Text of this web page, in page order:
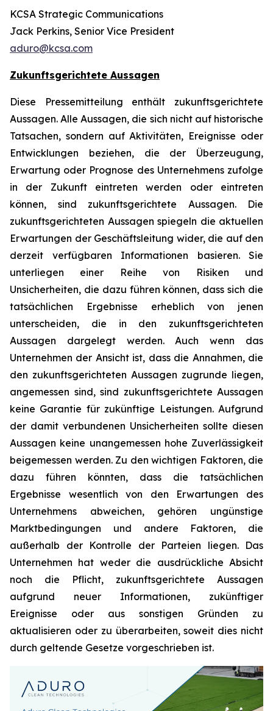
KCSA Strategic Communications
Jack Perkins, Senior Vice President
aduro@kcsa.com
Zukunftsgerichtete Aussagen
Diese Pressemitteilung enthält zukunftsgerichtete
Aussagen. Alle Aussagen, die sich nicht auf historische
Tatsachen, sondern auf Aktivitäten, Ereignisse oder
Entwicklungen beziehen, die der Überzeugung,
Erwartung oder Prognose des Unternehmens zufolge
in der Zukunft eintreten werden oder eintreten
können, sind zukunftsgerichtete Aussagen. Die
zukunftsgerichteten Aussagen spiegeln die aktuellen
Erwartungen der Geschäftsleitung wider, die auf den
derzeit verfügbaren Informationen basieren. Sie
unterliegen einer Reihe von Risiken und
Unsicherheiten, die dazu führen können, dass sich die
tatsächlichen Ergebnisse erheblich von jenen
unterscheiden, die in den zukunftsgerichteten
Aussagen dargelegt werden. Auch wenn das
Unternehmen der Ansicht ist, dass die Annahmen, die
den zukunftsgerichteten Aussagen zugrunde liegen,
angemessen sind, sind zukunftsgerichtete Aussagen
keine Garantie für zukünftige Leistungen. Aufgrund
der damit verbundenen Unsicherheiten sollte diesen
Aussagen keine unangemessen hohe Zuverlässigkeit
beigemessen werden. Zu den wichtigen Faktoren, die
dazu führen könnten, dass die tatsächlichen
Ergebnisse wesentlich von den Erwartungen des
Unternehmens abweichen, gehören ungünstige
Marktbedingungen und andere Faktoren, die
außerhalb der Kontrolle der Parteien liegen. Das
Unternehmen hat weder die ausdrückliche Absicht
noch die Pflicht, zukunftsgerichtete Aussagen
aufgrund neuer Informationen, zukünftiger
Ereignisse oder aus sonstigen Gründen zu
aktualisieren oder zu überarbeiten, soweit dies nicht
durch geltende Gesetze vorgeschrieben ist.